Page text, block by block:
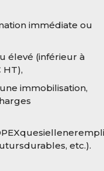
immédiate ou
élevé (inférieur à
HT),
immobilisation,
etc.).